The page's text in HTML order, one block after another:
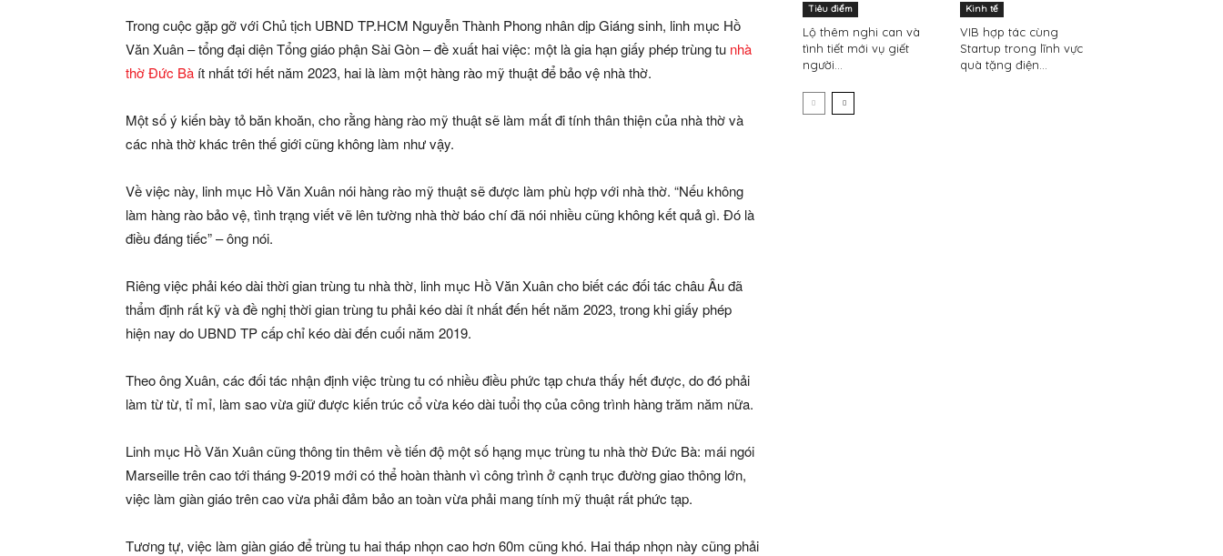
Trong cuộc gặp gỡ với Chủ tịch UBND TP.HCM Nguyễn Thành Phong nhân dịp Giáng sinh, linh mục Hồ
Văn Xuân – tổng đại diện Tổng giáo phận Sài Gòn – đề xuất hai việc: một là gia hạn giấy phép trùng tu nhà
thờ Đức Bà ít nhất tới hết năm 2023, hai là làm một hàng rào mỹ thuật để bảo vệ nhà thờ.
Một số ý kiến bày tỏ băn khoăn, cho rằng hàng rào mỹ thuật sẽ làm mất đi tính thân thiện của nhà thờ và
các nhà thờ khác trên thế giới cũng không làm như vậy.
Về việc này, linh mục Hồ Văn Xuân nói hàng rào mỹ thuật sẽ được làm phù hợp với nhà thờ. “Nếu không
làm hàng rào bảo vệ, tình trạng viết vẽ lên tường nhà thờ báo chí đã nói nhiều cũng không kết quả gì. Đó là
điều đáng tiếc” – ông nói.
Riêng việc phải kéo dài thời gian trùng tu nhà thờ, linh mục Hồ Văn Xuân cho biết các đối tác châu Âu đã
thẩm định rất kỹ và đề nghị thời gian trùng tu phải kéo dài ít nhất đến hết năm 2023, trong khi giấy phép
hiện nay do UBND TP cấp chỉ kéo dài đến cuối năm 2019.
Theo ông Xuân, các đối tác nhận định việc trùng tu có nhiều điều phức tạp chưa thấy hết được, do đó phải
làm từ từ, tỉ mỉ, làm sao vừa giữ được kiến trúc cổ vừa kéo dài tuổi thọ của công trình hàng trăm năm nữa.
Linh mục Hồ Văn Xuân cũng thông tin thêm về tiến độ một số hạng mục trùng tu nhà thờ Đức Bà: mái ngói
Marseille trên cao tới tháng 9-2019 mới có thể hoàn thành vì công trình ở cạnh trục đường giao thông lớn,
việc làm giàn giáo trên cao vừa phải đảm bảo an toàn vừa phải mang tính mỹ thuật rất phức tạp.
Tương tự, việc làm giàn giáo để trùng tu hai tháp nhọn cao hơn 60m cũng khó. Hai tháp nhọn này cũng phải
Tiêu điểm
Lộ thêm nghi can và
tình tiết mới vụ giết
người...
Kinh tế
VIB hợp tác cùng
Startup trong lĩnh vực
quà tặng điện...